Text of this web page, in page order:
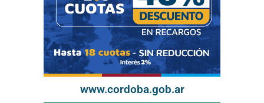
www.cordoba.gob.ar